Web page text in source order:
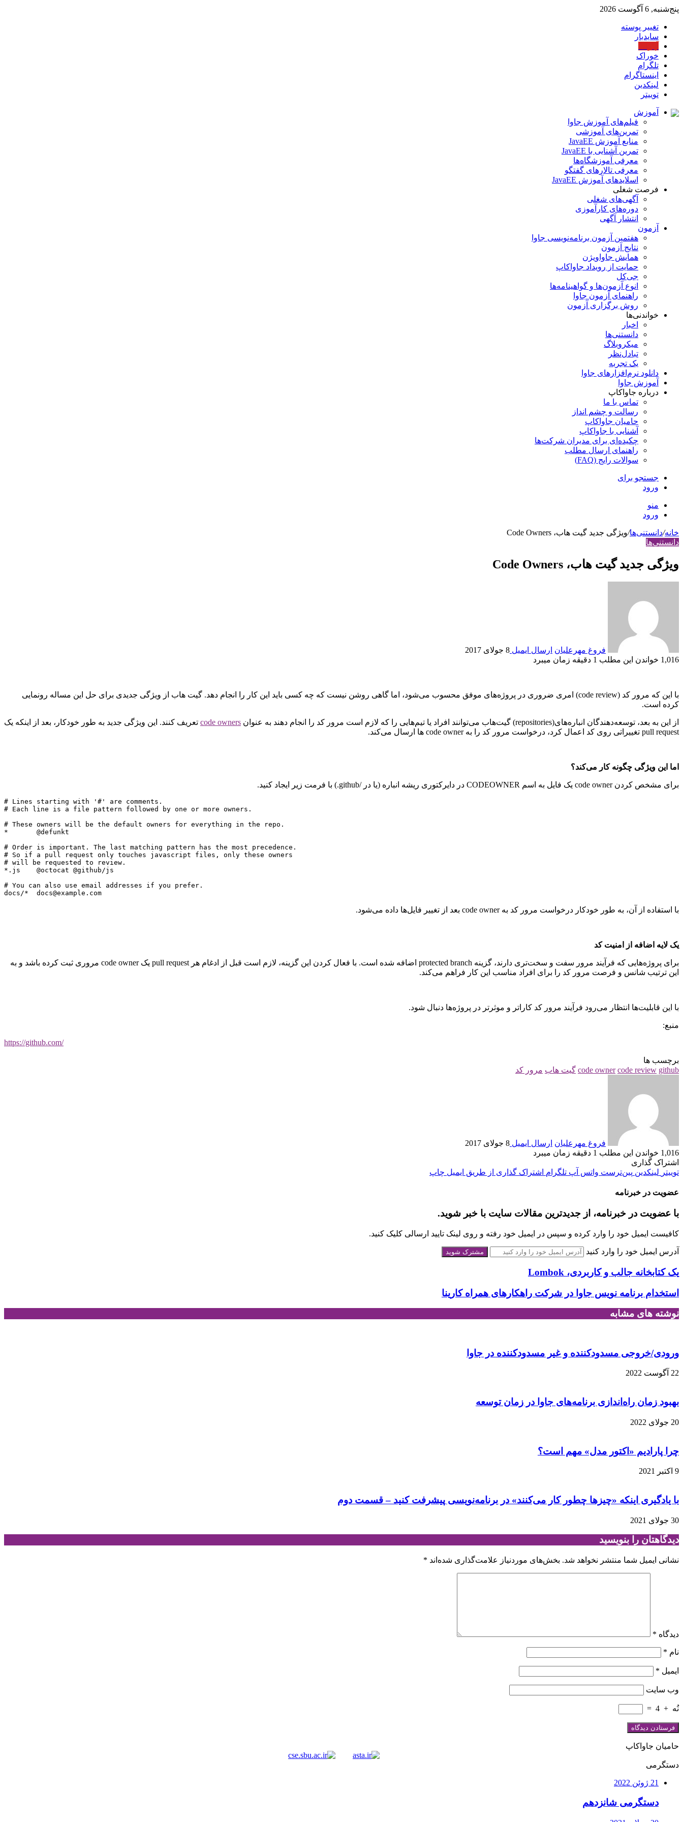
پنج‌شنبه, 6 آگوست 2026
تغییر پوسته
سایدبار
خوراک
تلگرام
اینستاگرام
لینکدین
توییتر
آموزش
فیلم‌های آموزش جاوا
تمرین‌های آموزشی
منابع آموزش JavaEE
تمرین آشنایی با JavaEE
معرفی آموزشگاه‌ها
معرفی تالارهای گفتگو
اسلایدهای آموزش JavaEE
فرصت شغلی
آگهی‌های شغلی
دوره‌های کارآموزی
انتشار آگهی
آزمون
هفتمین آزمون برنامه‌نویسی جاوا
نتایج آزمون
همایش جاواویژن
حمایت از رویداد جاواکاپ
جی‌کل
انوع آزمون‌ها و گواهینامه‌ها
راهنمای آزمون جاوا
روش برگزاری آزمون
خواندنی‌ها
اخبار
دانستنی‌ها
میکروبلاگ
تبادل‌نظر
یک تجربه
دانلود نرم‌افزارهای جاوا
آموزش جاوا
درباره جاواکاپ
تماس با ما
رسالت و چشم انداز
حامیان جاواکاپ
آشنایی با جاواکاپ
چکیده‌ای برای مدیران شرکت‌ها
راهنمای ارسال مطلب
سوالات رایج (FAQ)
جستجو برای
ورود
منو
ورود
خانه/دانستنی‌ها/ویژگی جدید گیت هاب، Code Owners
دانستنی‌ها
ویژگی جدید گیت هاب، Code Owners
فروغ مهرعلیان ارسال ایمیل 8 جولای 2017
1,016 خواندن این مطلب 1 دقیقه زمان می‎برد
با این که مرور کد (code review) امری ضروری در پروژه‌های موفق محسوب می‌شود، اما گاهی روشن نیست که چه کسی باید این کار را انجام دهد. گیت هاب از ویژگی جدیدی برای حل این مساله رونمایی
کرده است.
از این به بعد، توسعه‌دهندگان انباره‌های(repositories) گیت‌هاب می‌توانند افراد یا تیم‌هایی را که لازم است مرور کد را انجام دهند به عنوان code owners تعریف کنند. این ویژگی جدید به طور خودکار، بعد از اینکه یک
pull request تغییراتی روی کد اعمال کرد، درخواست مرور کد را به code owner ها ارسال می‌کند.
اما این ویژگی چگونه کار می‌کند؟
برای مشخص کردن code owner یک فایل به اسم CODEOWNER در دایرکتوری ریشه انباره (یا در /github.) با فرمت زیر ایجاد کنید.
# Lines starting with '#' are comments.
# Each line is a file pattern followed by one or more owners.
# These owners will be the default owners for everything in the repo.
*       @defunkt
# Order is important. The last matching pattern has the most precedence.
# So if a pull request only touches javascript files, only these owners
# will be requested to review.
*.js    @octocat @github/js
# You can also use email addresses if you prefer.
docs/*  docs@example.com
با استفاده از آن، به طور خودکار درخواست مرور کد به code owner بعد از تغییر فایل‌ها داده می‌شود.
یک لایه اضافه از امنیت کد
برای پروژه‌هایی که فرآیند مرور سفت و سخت‌تری دارند، گزینه protected branch اضافه شده است. با فعال کردن این گزینه، لازم است قبل از ادغام هر pull request یک code owner مروری ثبت کرده باشد و به
این ترتیب شانس و فرصت مرور کد را برای افراد مناسب این کار فراهم می‌کند.
با این قابلیت‌ها انتظار می‌رود فرآیند مرور کد کاراتر و موثرتر در پروژه‌ها دنبال شود.
منبع:
https://github.com/
برچسب ها
code owner code review github گیت هاب مرور کد
فروغ مهرعلیان ارسال ایمیل 8 جولای 2017
1,016 خواندن این مطلب 1 دقیقه زمان می‎برد
اشتراک گذاری
توییتر لینکدین ‫پین‌ترست واتس آپ تلگرام اشتراک گذاری از طریق ایمیل چاپ
عضویت در خبرنامه
با عضویت در خبرنامه، از جدیدترین مقالات سایت با خبر شوید.
کافیست ایمیل خود را وارد کرده و سپس در ایمیل خود رفته و روی لینک تایید ارسالی کلیک کنید.
آدرس ایمیل خود را وارد کنید
یک کتابخانه جالب و کاربردی، Lombok
استخدام برنامه نویس جاوا در شرکت راهکارهای همراه کارینا
نوشته های مشابه
ورودی/خروجی مسدودکننده و غیر مسدودکننده در جاوا
22 آگوست 2022
بهبود زمان راه‌اندازی برنامه‌های جاوا در زمان توسعه
20 جولای 2022
چرا پارادیم «اکتور مدل» مهم است؟
9 اکتبر 2021
با یادگیری اینکه «چیزها چطور کار می‌کنند» در برنامه‌نویسی پیشرفت کنید – قسمت دوم
30 جولای 2021
دیدگاهتان را بنویسید
نشانی ایمیل شما منتشر نخواهد شد. بخش‌های موردنیاز علامت‌گذاری شده‌اند *
دیدگاه *
نام *
ایمیل *
وب‌ سایت
نُه +
4
=
حامیان جاواکاپ
دستگرمی
21 ژوئن 2022
دستگرمی شانزدهم